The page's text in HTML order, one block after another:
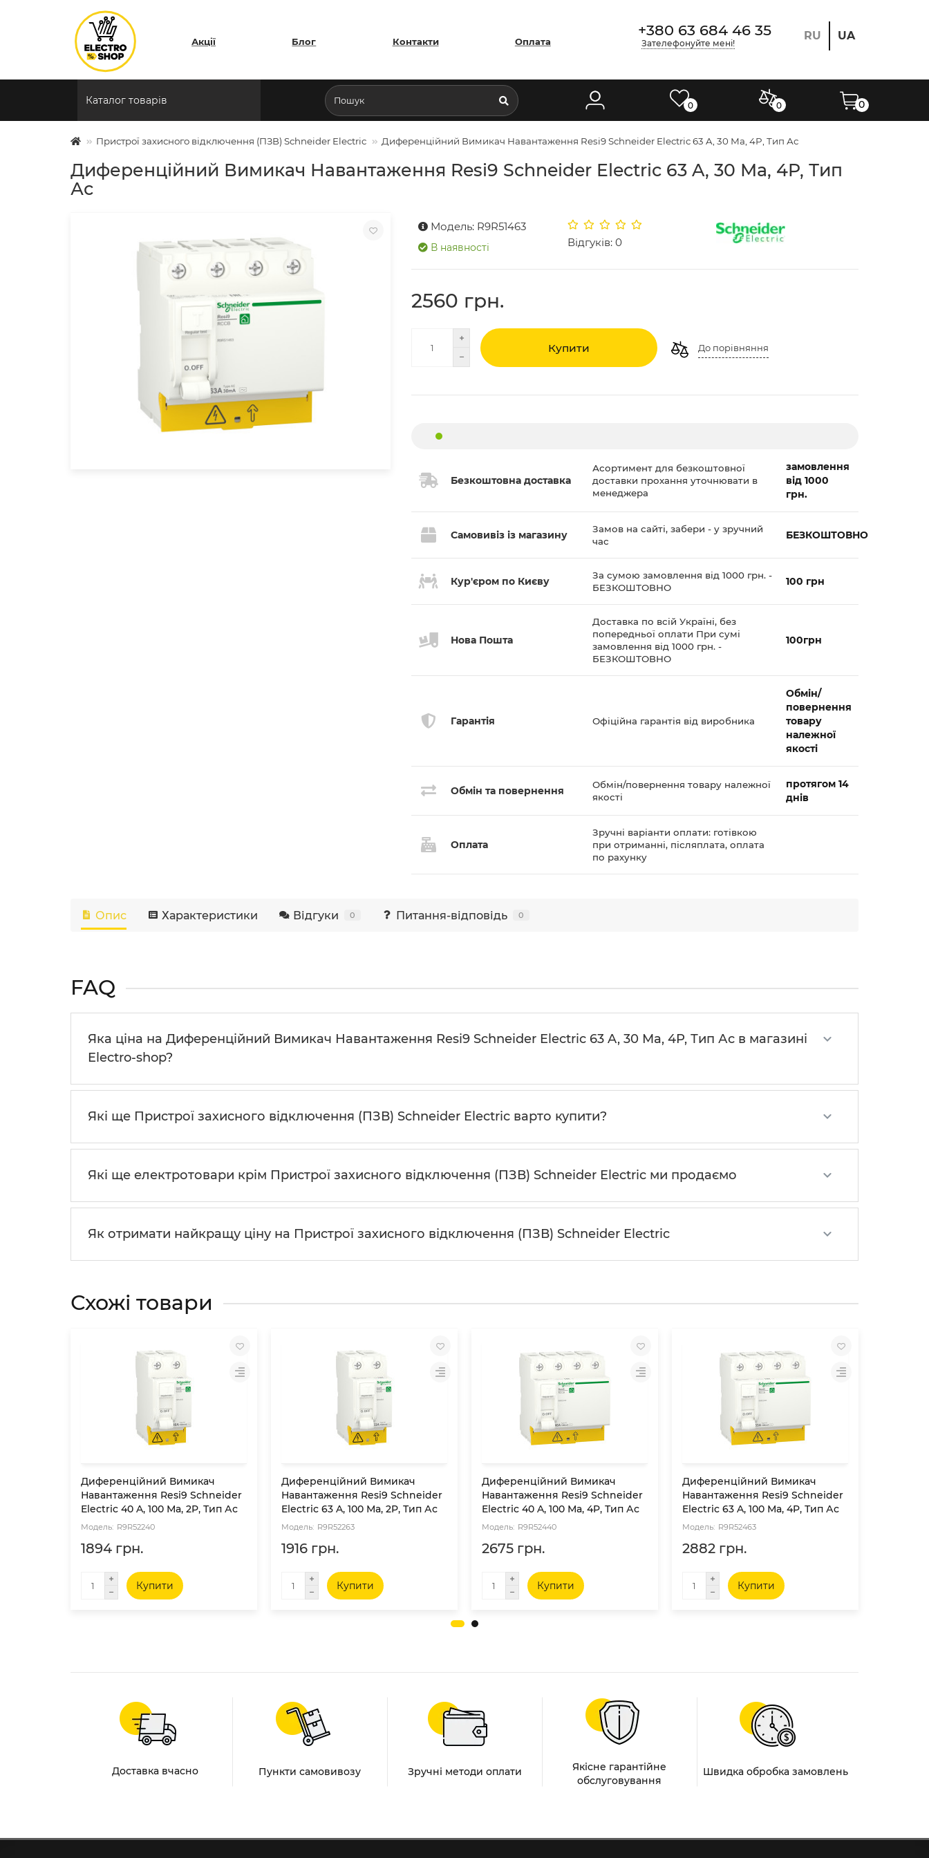
Акції Блог Контакти Оплата
+380 63 684 46 35
Зателефонуйте мені!
RU UA
Каталог товарів 0 0 0
Пристрої захисного відключення (ПЗВ) Schneider Electric Диференційний Вимикач Навантаження Resi9 Schneider Electric 63 A, 30 Мa, 4P, Тип Ас
Диференційний Вимикач Навантаження Resi9 Schneider Electric 63 A, 30 Мa, 4P, Тип
Ас
Модель: R9R51463
В наявності Відгуків: 0
2560 грн.
Купити До порівняння
Безкоштовна доставка
Асортимент для безкоштовної
доставки прохання уточнювати в
менеджера
замовлення
від 1000
грн.
Самовивіз із магазину
Замов на сайті, забери - у зручний
час
БЕЗКОШТОВНО
Кур'єром по Києву
За сумою замовлення від 1000 грн. -
БЕЗКОШТОВНО
100 грн
Нова Пошта
Доставка по всій Україні, без
попередньої оплати При сумі
замовлення від 1000 грн. -
БЕЗКОШТОВНО
100грн
Гарантія Офіційна гарантія від виробника
Обмін/
повернення
товару
належної
якості
Обмін та повернення
Обмін/повернення товару належної
якості
протягом 14
днів
Оплата
Зручні варіанти оплати: готівкою
при отриманні, післяплата, оплата
по рахунку
Опис Характеристики Відгуки 0 Питання-відповідь 0
FAQ
Яка ціна на Диференційний Вимикач Навантаження Resi9 Schneider Electric 63 A, 30 Мa, 4P, Тип Ас в магазині
Electro-shop?
Які ще Пристрої захисного відключення (ПЗВ) Schneider Electric варто купити?
Які ще електротовари крім Пристрої захисного відключення (ПЗВ) Schneider Electric ми продаємо
Як отримати найкращу ціну на Пристрої захисного відключення (ПЗВ) Schneider Electric
Схожі товари
Диференційний Вимикач
Навантаження Resi9 Schneider
Electric 40 A, 100 Мa, 2P, Тип Ас
R9R52240
1894 грн.
Купити
Диференційний Вимикач
Навантаження Resi9 Schneider
Electric 63 A, 100 Мa, 2P, Тип Ас
R9R52263
1916 грн.
Купити
Диференційний Вимикач
Навантаження Resi9 Schneider
Electric 40 A, 100 Мa, 4P, Тип Ас
R9R52440
2675 грн.
Купити
Диференційний Вимикач
Навантаження Resi9 Schneider
Electric 63 A, 100 Мa, 4P, Тип Ас
R9R52463
2882 грн.
Купити
Доставка вчасно Пункти самовивозу Зручні методи оплати
Якісне гарантійне
обслуговування
Швидка обробка замовлень